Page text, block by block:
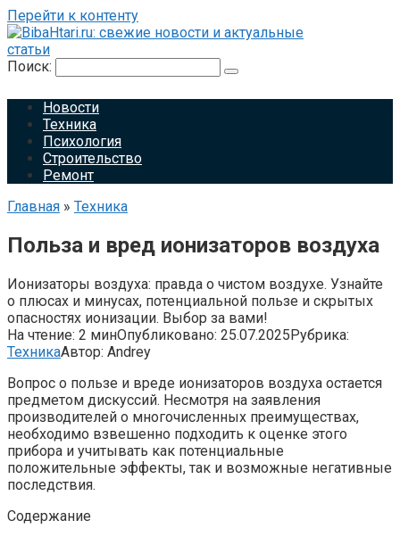
Перейти к контенту
Поиск:
Новости
Техника
Психология
Строительство
Ремонт
Главная » Техника
Польза и вред ионизаторов воздуха
Ионизаторы воздуха: правда о чистом воздухе. Узнайте
о плюсах и минусах, потенциальной пользе и скрытых
опасностях ионизации. Выбор за вами!
На чтение: 2 минОпубликовано: 25.07.2025Рубрика:
ТехникаАвтор: Andrey
Вопрос о пользе и вреде ионизаторов воздуха остается
предметом дискуссий. Несмотря на заявления
производителей о многочисленных преимуществах,
необходимо взвешенно подходить к оценке этого
прибора и учитывать как потенциальные
положительные эффекты, так и возможные негативные
последствия.
Содержание